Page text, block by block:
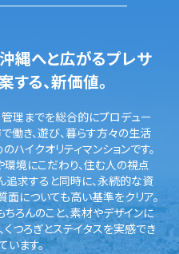
縄へと広がるプレサ
する、新価値。
管理までを総合的にプロデュー
働き、遊び、暮らす方々の生活
ハイクオリティマンションです。
境にこだわり、住む人の視点
追求すると同時に、永続的な資
についても高い基準をクリア。
ろんのこと、素材やデザインに
つろぎとステイタスを実感でき
ます。